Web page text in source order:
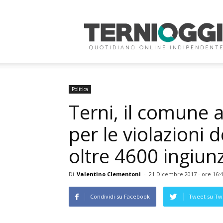
Oggi
Politica
Terni, il comune
per le violazioni
oltre 4600
Di Valentino Clementoni - 21 Dicembre 2017 - ore
Condividi su Facebook Tweet su